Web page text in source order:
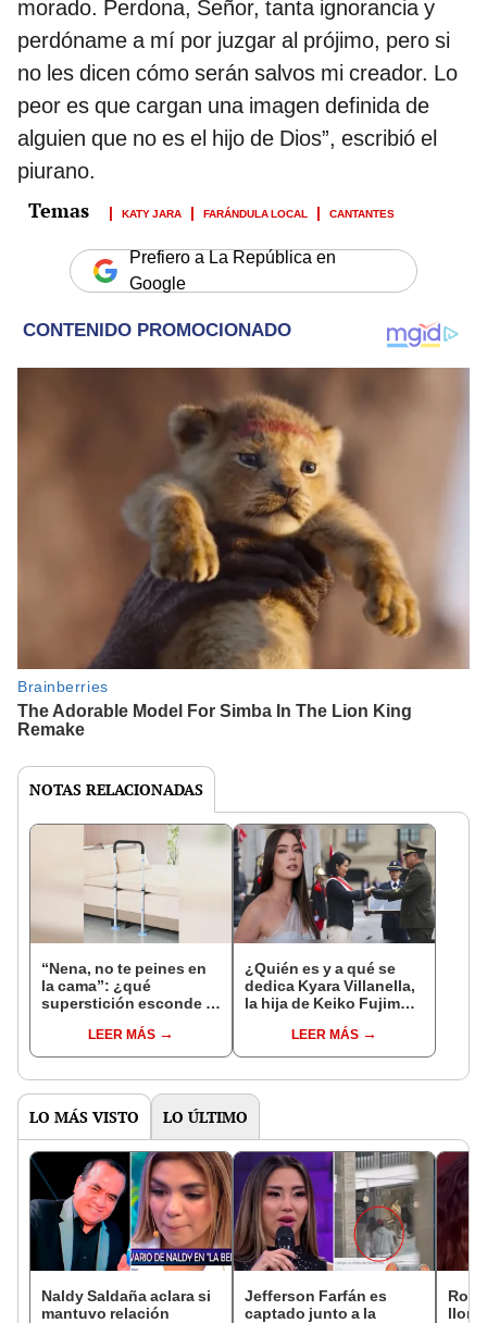
morado. Perdona, Señor, tanta ignorancia y
perdóname a mí por juzgar al prójimo, pero si
no les dicen cómo serán salvos mi creador. Lo
peor es que cargan una imagen definida de
alguien que no es el hijo de Dios”, escribió el
piurano.
KATY JARA FARÁNDULA LOCAL CANTANTES
Prefiero a La República en
Google
NOTAS RELACIONADAS
“Nena, no te peines en
la cama”: ¿qué
superstición esconde la
Enanitos Verdes?
LEER MÁS
¿Quién es y a qué se
dedica Kyara Villanella,
la hija de Keiko Fujimori
nivel nacional?
LEER MÁS
LO MÁS VISTO LO ÚLTIMO
Naldy Saldaña aclara si
mantuvo relación
Jefferson Farfán es
captado junto a la
llora